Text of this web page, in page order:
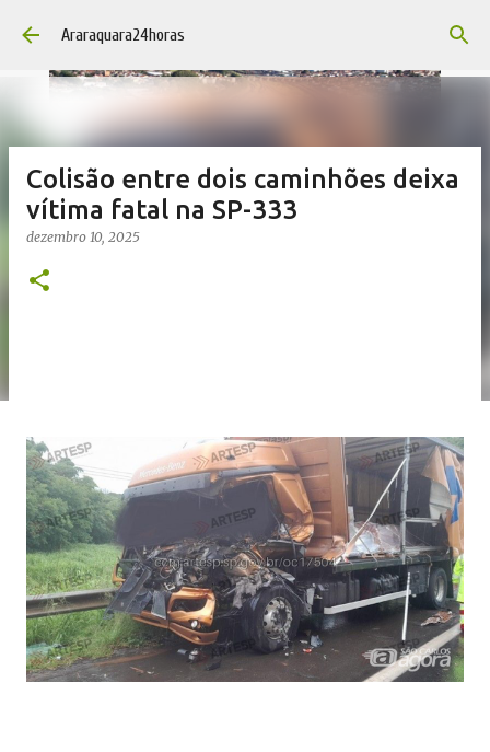
Pular para o conteúdo principal
Araraquara24horas
Colisão entre dois caminhões deixa
vítima fatal na SP-333
dezembro 10, 2025